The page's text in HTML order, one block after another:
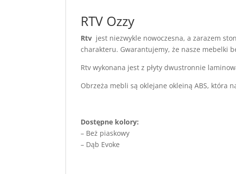
RTV Ozzy
Rtv jest niezwykle nowoczesna, a zarazem
charakteru. Gwarantujemy, że nasze mebelki
Rtv wykonana jest z płyty dwustronnie
Obrzeża mebli są oklejane okleiną ABS, która
Dostępne kolory:
– Beż piaskowy
– Dąb Evoke